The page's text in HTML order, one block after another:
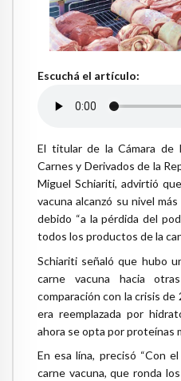
Escuchá el artículo:
El titular de la Cámara de
Carnes y Derivados de la
Miguel Schiariti, advirtió
vacuna alcanzó su nivel
debido “a la pérdida del
todos los productos de la
Schiariti señaló que hubo
carne vacuna hacia
comparación con la crisis de
era reemplazada por
ahora se opta por proteínas
En esa lína, precisó “Con
carne vacuna, que ronda